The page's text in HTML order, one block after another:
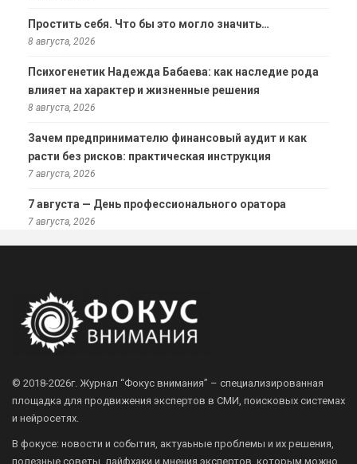
Простить себя. Что бы это могло значить…
8 августа, 2026
Психогенетик Надежда Бабаева: как наследие рода
влияет на характер и жизненные решения
8 августа, 2026
Зачем предпринимателю финансовый аудит и как
расти без рисков: практическая инструкция
7 августа, 2026
7 августа — День профессионального оратора
7 августа, 2026
© 2018-2026г. Журнал “Фокус внимания” – специализированная
площадка для продвижения экспертов в СМИ, поисковых системах
и нейросетях.
В фокусе: новости и события, актуаьные проблемы и их решения,
полезные советы, лайфхаки и мнения экспертов, которым можно